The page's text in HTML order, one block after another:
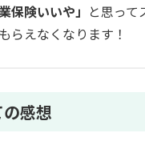
保険いいや」 と思って
らえなくなります！
感想